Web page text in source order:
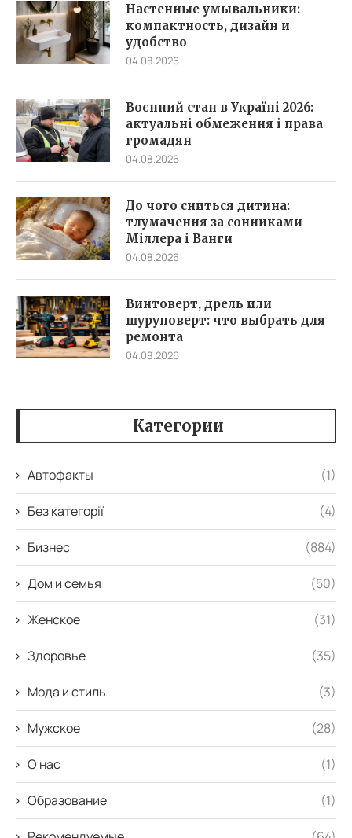
Настенные умывальники:
компактность, дизайн и
удобство
04.08.2026
Воєнний стан в Україні 2026:
актуальні обмеження і права
громадян
04.08.2026
До чого сниться дитина:
тлумачення за сонниками
Міллера і Ванги
04.08.2026
Винтоверт, дрель или
шуруповерт: что выбрать для
ремонта
04.08.2026
Категории
Автофакты (1)
Без категорії (4)
Бизнес (884)
Дом и семья (50)
Женское (31)
Здоровье (35)
Мода и стиль (3)
Мужское (28)
О нас (1)
Образование (1)